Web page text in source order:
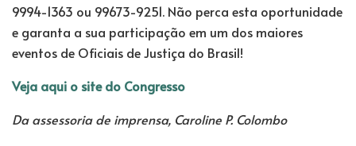
9994-1363 ou 99673-9251. Não perca esta oportunidade
e garanta a sua participação em um dos maiores
eventos de Oficiais de Justiça do Brasil!
Veja aqui o site do Congresso
Da assessoria de imprensa, Caroline P. Colombo